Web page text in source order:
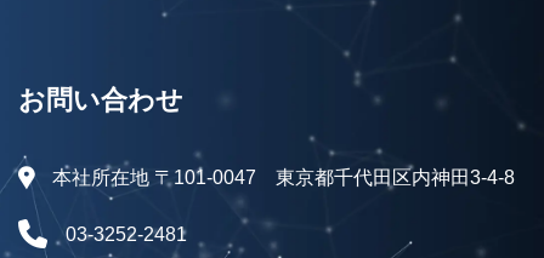
お問い合わせ
本社所在地 〒101-0047 東京都千代田区内神田3-4-8
03-3252-2481